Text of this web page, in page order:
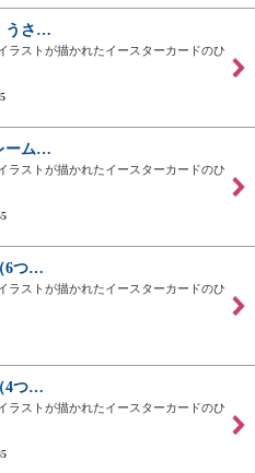
うさ…
ラストが描かれたイースターカードのひ
ーム…
ラストが描かれたイースターカードのひ
6つ…
ラストが描かれたイースターカードのひ
4つ…
ラストが描かれたイースターカードのひ